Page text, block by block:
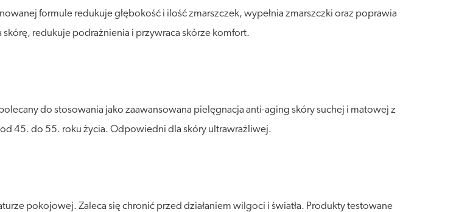
formule redukuje głębokość i ilość zmarszczek, wypełnia zmarszczki oraz poprawia
redukuje podrażnienia i przywraca skórze komfort.
do stosowania jako zaawansowana pielęgnacja anti-aging skóry suchej i matowej z
45. do 55. roku życia. Odpowiedni dla skóry ultrawrażliwej.
pokojowej. Zaleca się chronić przed działaniem wilgoci i światła. Produkty testowane